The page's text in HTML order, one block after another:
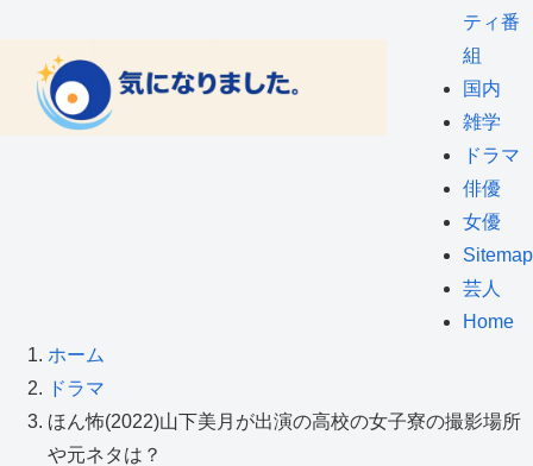
ティ番
組
国内
雑学
ドラマ
俳優
女優
Sitemap
芸人
Home
ホーム
ドラマ
ほん怖(2022)山下美月が出演の高校の女子寮の撮影場所
や元ネタは？